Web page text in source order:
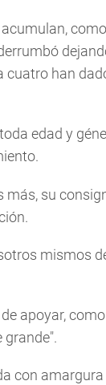
han
edad y
más, su
mismos
apoyar,
grande".
con